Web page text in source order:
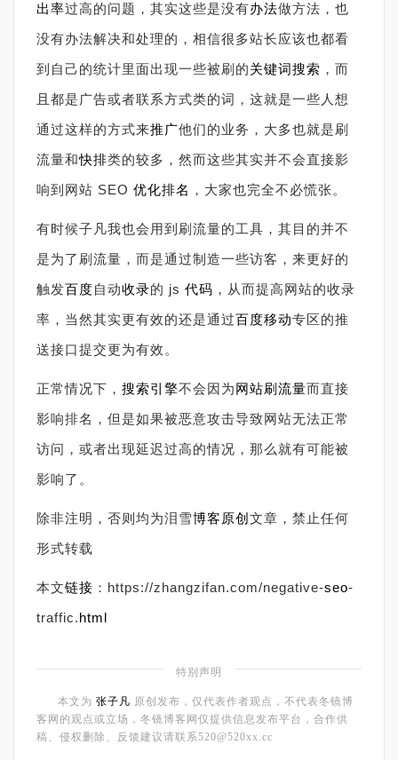
出率过高的问题，其实这些是没有办法做方法，也
没有办法解决和处理的，相信很多站长应该也都看
到自己的统计里面出现一些被刷的关键词搜索 ，而
且都是广告或者联系方式类的词，这就是一些人想
通过这样的方式来推广他们的业务，大多也就是刷
流量和快排类的较多，然而这些其实并不会直接影
响到网站 SEO 优化排名 ，大家也完全不必慌张。
有时候子凡我也会用到刷流量的工具，其目的并不
是为了刷流量，而是通过制造一些访客，来更好的
触发百度自动收录的 js 代码 ，从而提高网站的收录
率，当然其实更有效的还是通过百度移动专区的推
送接口提交更为有效。
正常情况下， 搜索引擎不会因为网站刷流量而直接
影响排名，但是如果被恶意攻击导致网站无法正常
访问，或者出现延迟过高的情况，那么就有可能被
影响了。
除非注明，否则均为泪雪博客 原创 文章，禁止任何
形式转载
本文链接 ：https://zhangzifan.com/negative-seo-
traffic.html
特别声明
本文为 张子凡 原创发布，仅代表作者观点，不代表冬镜博
客网的观点或立场，冬镜博客网仅提供信息发布平台，合作供
稿、侵权删除、反馈建议请联系520@520xx.cc